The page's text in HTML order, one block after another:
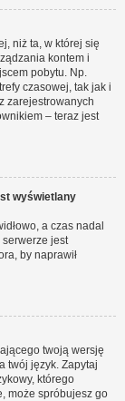
niż ta, w której się
kontem i
pobytu. Np.
czasowej, tak jak i
zarejestrowanych
– teraz jest
wyświetlany
a czas nadal
serwerze jest
by naprawił
twoją wersję
twój język. Zapytaj
którego
może spróbujesz go